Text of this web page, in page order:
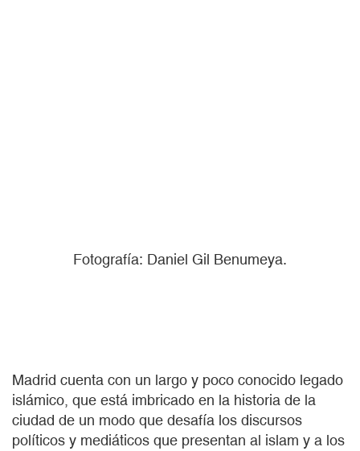
Fotografía: Daniel Gil Benumeya.
Madrid cuenta con un largo y poco conocido legado
islámico, que está imbricado en la historia de la
ciudad de un modo que desafía los discursos
políticos y mediáticos que presentan al islam y a los